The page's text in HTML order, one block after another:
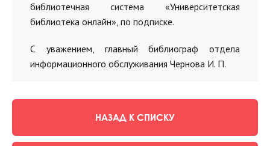
библиотечная система «Университетская
библиотека онлайн», по подписке.
С уважением, главный библиограф отдела
информационного обслуживания Чернова И. П.
НАЗАД К СПИСКУ